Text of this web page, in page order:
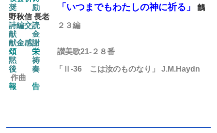
奨 励
「いつまでもわたしの神に祈る」
鸙
野秋信 長老
詩編交読２３編
献 金
献金感謝
頌 栄讃美歌21-２８番
黙 祷
後
奏 「Ⅱ-36 こは汝のものなり」 J.M.Haydn
作曲
報 告